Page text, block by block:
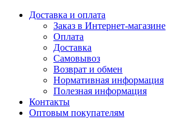
Доставка и оплата
Заказ в Интернет-магазине
Оплата
Доставка
Самовывоз
Возврат и обмен
Нормативная информация
Полезная информация
Контакты
Оптовым покупателям